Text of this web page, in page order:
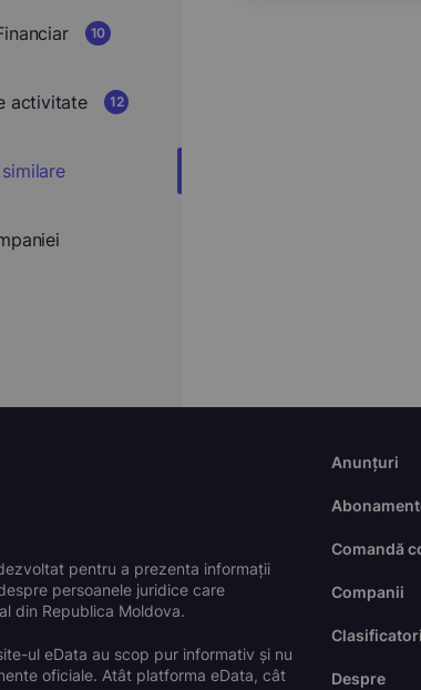
10
activitate 12
pentru a prezenta informații
persoanele juridice care
din Republica Moldova.
ul eData au scop pur informativ și nu
oficiale. Atât platforma eData, cât
Anunțuri
Comandă
Companii
Clasificatori
Despre